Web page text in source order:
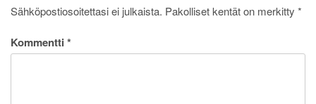
Sähköpostiosoitettasi ei julkaista. Pakolliset kentät on merkitty *
Kommentti *